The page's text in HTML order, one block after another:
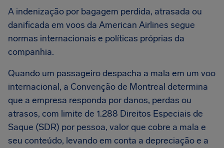
A indenização por bagagem perdida, atrasada ou
danificada em voos da American Airlines segue
normas internacionais e políticas próprias da
companhia.
Quando um passageiro despacha a mala em um voo
internacional, a Convenção de Montreal determina
que a empresa responda por danos, perdas ou
atrasos, com limite de 1.288 Direitos Especiais de
Saque (SDR) por pessoa, valor que cobre a mala e
seu conteúdo, levando em conta a depreciação e a